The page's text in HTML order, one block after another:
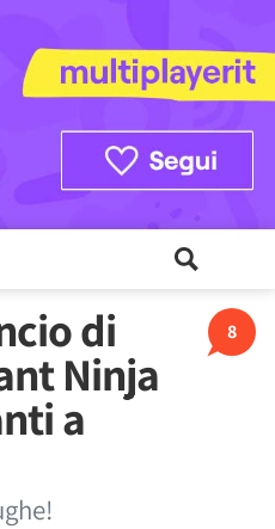
8
di
Ninja
a